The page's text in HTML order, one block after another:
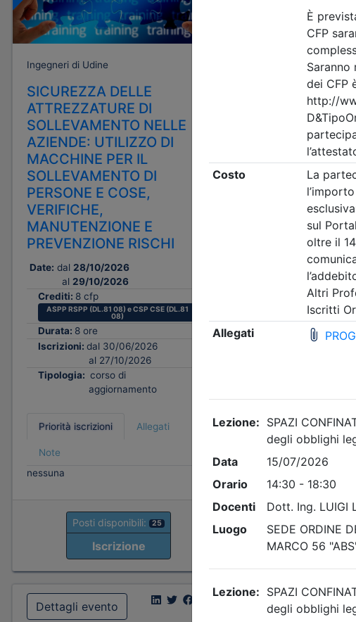
Ingegneri di Udine
SICUREZZA DELLE
ATTREZZATURE DI
SOLLEVAMENTO NELLE
AZIENDE: UTILIZZO DI
MACCHINE PER IL
SOLLEVAMENTO DI
PERSONE E COSE,
VERIFICHE,
MANUTENZIONE E
PREVENZIONE RISCHI
Date: dal 28/10/2026
al 29/10/2026
Crediti: 8 cfp
ASPP RSPP (DL.81 08) e CSP CSE (DL.81
08)
Durata: 8 ore
Iscrizioni: dal 30/06/2026
al 27/10/2026
Tipologia: corso di
aggiornamento
Priorità iscrizioni Allegati
Note
nessuna
Posti disponibili: 25
Iscrizione
Ingegneri di Udine
LEAN
LEZIONE
dal02/11/
Crediti:8 cfp
Durata:8 ore FAD
Iscrizioni: dal
al 30/
Tipologia:corso
Priorità iscrizioni
Posti
Dettagli evento Dettagli evento